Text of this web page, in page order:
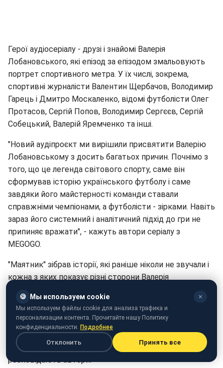
Герої аудіосеріалу - друзі і знайомі Валерія
Лобановського, які епізод за епізодом змальовують
портрет спортивного метра. У їх числі, зокрема,
спортивні журналісти Валентин Щербачов, Володимир
Гарець і Дмитро Москаленко, відомі футболісти Олег
Протасов, Сергій Попов, Володимир Сергєєв, Сергій
Собецький, Валерій Яремченко та інші.
"Новий аудіпроєкт ми вирішили присвятити Валерію
Лобановському з досить багатьох причин. Почнімо з
того, що це легенда світового спорту, саме він
сформував історію українського футболу і саме
завдяки його майстерності команди ставали
справжніми чемпіонами, а футболісти - зірками. Навіть
зараз його системний і аналітичний підхід до гри не
припиняє вражати", - кажуть автори серіалу з
MEGOGO.
"Маятник" зібрав історії, які раніше ніколи не звучали і
кожна з яких показує різні сторони Валерія
"Лобановського знають здебільшого як тренера,
однак ми подивилися на нього і як на гравця, який мав
свій особливий стиль, і як на багатогранну
особистість крізь призму стосунків з іншими", -
розповідають автори.
🍪 Мы используем cookie ✕
Мы используем файлы cookie для анализа трафика и
персонализации контента. Прочитайте нашу Политику
конфиденциальности. Подробнее
Отклонить Принять все